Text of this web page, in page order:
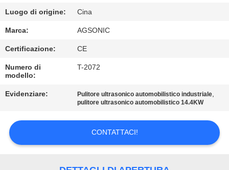
CONTROLLO
DI
QUALITÀ
CONTATTICI
NOTIZIE
Luogo di origine: Cina
Marca: AGSONIC
Certificazione: CE
Numero di
modello:
T-2072
Evidenziare: Pulitore ultrasonico automobilistico industriale,
pulitore ultrasonico automobilistico 14.4KW
CONTATTACI!